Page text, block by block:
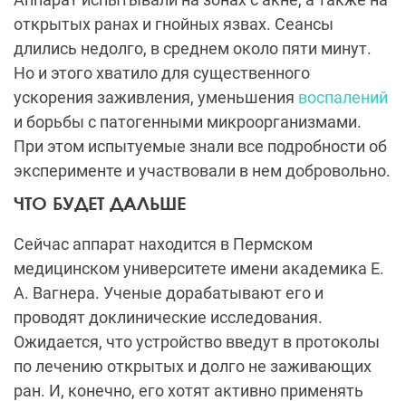
открытых ранах и гнойных язвах. Сеансы
длились недолго, в среднем около пяти минут.
Но и этого хватило для существенного
ускорения заживления, уменьшения воспалений
и борьбы с патогенными микроорганизмами.
При этом испытуемые знали все подробности об
эксперименте и участвовали в нем добровольно.
ЧТО БУДЕТ ДАЛЬШЕ
Сейчас аппарат находится в Пермском
медицинском университете имени академика Е.
А. Вагнера. Ученые дорабатывают его и
проводят доклинические исследования.
Ожидается, что устройство введут в протоколы
по лечению открытых и долго не заживающих
ран. И, конечно, его хотят активно применять